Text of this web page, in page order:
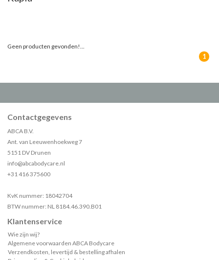
Geen producten gevonden!...
1
Contactgegevens
ABCA B.V.
Ant. van Leeuwenhoekweg 7
5151 DV Drunen
info@abcabodycare.nl
+31 416 375600
KvK nummer: 18042704
BTW nummer: NL 8184.46.390.B01
Klantenservice
Wie zijn wij?
Algemene voorwaarden ABCA Bodycare
Verzendkosten, levertijd & bestelling afhalen